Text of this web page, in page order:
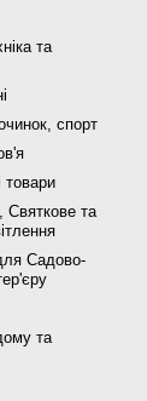
та
спорт
товари
Святкове та
Садово-
та